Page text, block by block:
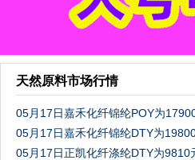
天然原料市场行情
05月17日嘉禾化纤锦纶POY为
05月17日嘉禾化纤锦纶DTY为
05月17日正凯化纤涤纶DTY为9810